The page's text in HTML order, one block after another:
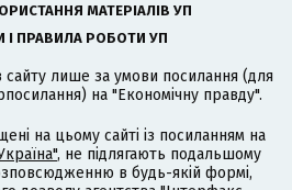
МАТЕРІАЛІВ УП
І ПРАВИЛА РОБОТИ УП
сайту лише за умови посилання (для
на "Економічну правду".
на цьому сайті із посиланням на
, не підлягають подальшому
в будь-якій формі,